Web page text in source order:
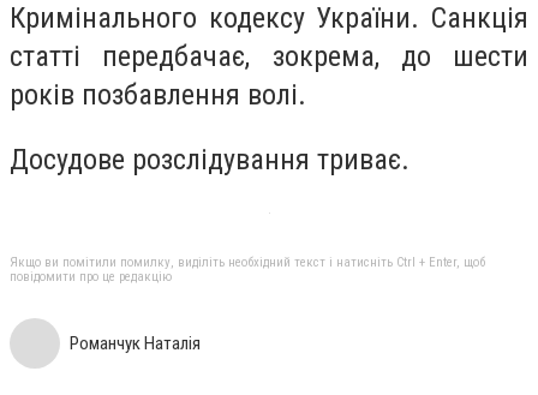
Кримінального кодексу України. Санкція
статті передбачає, зокрема, до шести
років позбавлення волі.
Досудове розслідування триває.
Якщо ви помітили помилку, виділіть необхідний текст і натисніть Ctrl + Enter, щоб
повідомити про це редакцію
Романчук Наталія